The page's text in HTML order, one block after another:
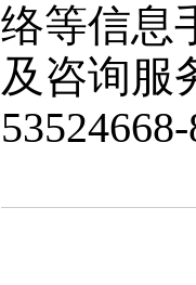
络等信息
及咨询服